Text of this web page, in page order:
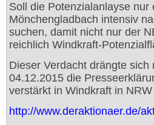
Soll die Potenzialanlayse nur
Mönchengladbach intensiv
suchen, damit nicht nur der
reichlich Windkraft-
Dieser Verdacht drängte
04.12.2015 die
verstärkt in Windkraft in
http://www.deraktionaer.de/